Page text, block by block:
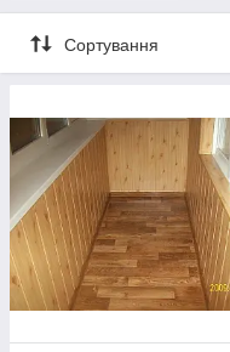
Сортування